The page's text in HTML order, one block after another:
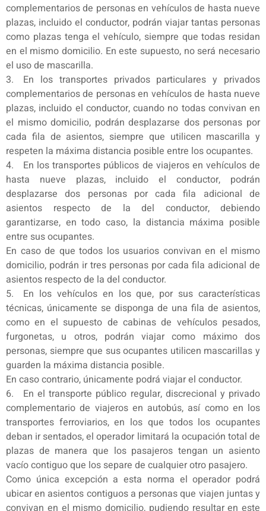
complementarios de personas en vehículos de hasta nueve
plazas, incluido el conductor, podrán viajar tantas personas
como plazas tenga el vehículo, siempre que todas residan
en el mismo domicilio. En este supuesto, no será necesario
el uso de mascarilla.
3. En los transportes privados particulares y privados
complementarios de personas en vehículos de hasta nueve
plazas, incluido el conductor, cuando no todas convivan en
el mismo domicilio, podrán desplazarse dos personas por
cada fila de asientos, siempre que utilicen mascarilla y
respeten la máxima distancia posible entre los ocupantes.
4. En los transportes públicos de viajeros en vehículos de
hasta nueve plazas, incluido el conductor, podrán
desplazarse dos personas por cada fila adicional de
asientos respecto de la del conductor, debiendo
garantizarse, en todo caso, la distancia máxima posible
entre sus ocupantes.
En caso de que todos los usuarios convivan en el mismo
domicilio, podrán ir tres personas por cada fila adicional de
asientos respecto de la del conductor.
5. En los vehículos en los que, por sus características
técnicas, únicamente se disponga de una fila de asientos,
como en el supuesto de cabinas de vehículos pesados,
furgonetas, u otros, podrán viajar como máximo dos
personas, siempre que sus ocupantes utilicen mascarillas y
guarden la máxima distancia posible.
En caso contrario, únicamente podrá viajar el conductor.
6. En el transporte público regular, discrecional y privado
complementario de viajeros en autobús, así como en los
transportes ferroviarios, en los que todos los ocupantes
deban ir sentados, el operador limitará la ocupación total de
plazas de manera que los pasajeros tengan un asiento
vacío contiguo que los separe de cualquier otro pasajero.
Como única excepción a esta norma el operador podrá
ubicar en asientos contiguos a personas que viajen juntas y